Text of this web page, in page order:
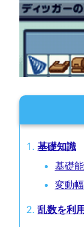
基礎知識
基礎
変動幅
乱数を利